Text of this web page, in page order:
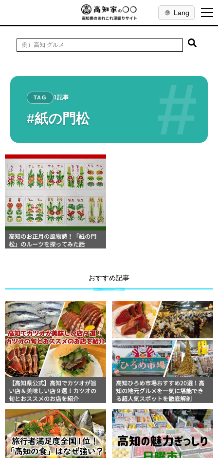
Lang
#
TAG 1記事
#紙の門松
高知のお正月の風物詩！「紙の門
松」のルーツを探ってみた話
おすすめ記事
【高知県公式】高知でカツオが旨
い店＆美味しい店９選！カツオの
旬とおススメのお店を紹介
高知ひろめ市場おすすめ20選！高
知の地元グルメを一気に堪能でき
る超人気スポットを徹底解剖